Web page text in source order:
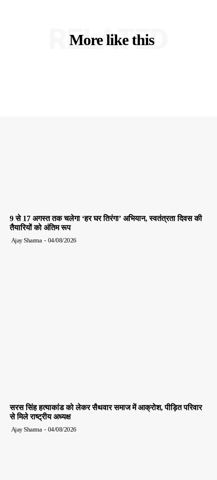
More like this
RELATED
9 से 17 अगस्त तक चलेगा ‘हर घर तिरंगा’ अभियान, स्वतंत्रता दिवस की
तैयारियों को अंतिम रूप
Ajay Sharma - 04/08/2026
सरस सिंह हत्याकांड को लेकर सैथवार समाज में आक्रोश, पीड़ित परिवार
से मिले राष्ट्रीय अध्यक्ष
Ajay Sharma - 04/08/2026